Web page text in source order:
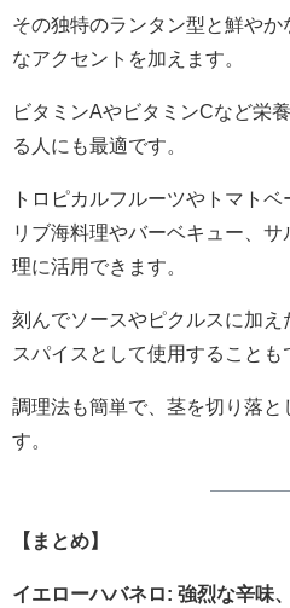
その独特のランタン型と鮮や
なアクセントを加えます。
ビタミンAやビタミンCなど栄
る人にも最適です。
トロピカルフルーツやトマト
リブ海料理やバーベキュー、
理に活用できます。
刻んでソースやピクルスに加
スパイスとして使用することも
調理法も簡単で、茎を切り落と
す。
【まとめ】
イエローハバネロ: 強烈な辛味